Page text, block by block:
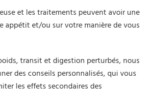
et les traitements peuvent avoir une
appétit et/ou sur votre manière de vous
transit et digestion perturbés, nous
des conseils personnalisés, qui vous
les effets secondaires des